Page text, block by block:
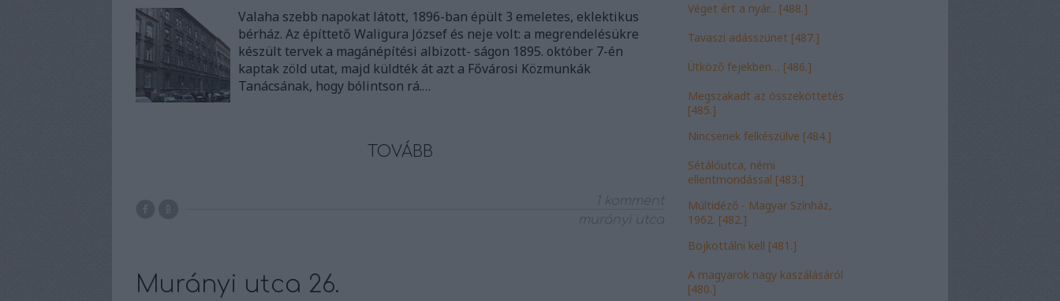
Valaha szebb napokat látott, 1896-ban épült 3 emeletes, eklektikus
bérház. Az építtető Waligura József és neje volt: a megrendelésükre
készült tervek a magánépítési albizott- ságon 1895. október 7-én
kaptak zöld utat, majd küldték át azt a Fővárosi Közmunkák
Tanácsának, hogy bólintson rá.…
TOVÁBB
komment
murányi utca
Murányi utca 26.
Véget ért a nyár... [488.]
Tavaszi adásszünet [487.]
Ütköző fejekben… [486.]
Megszakadt az összeköttetés
[485.]
Nincsenek felkészülve [484.]
Sétálóutca, némi
ellentmondással [483.]
Múltidéző - Magyar Színház,
1962. [482.]
Bojkottálni kell [481.]
A magyarok nagy kaszálásáról
[480.]